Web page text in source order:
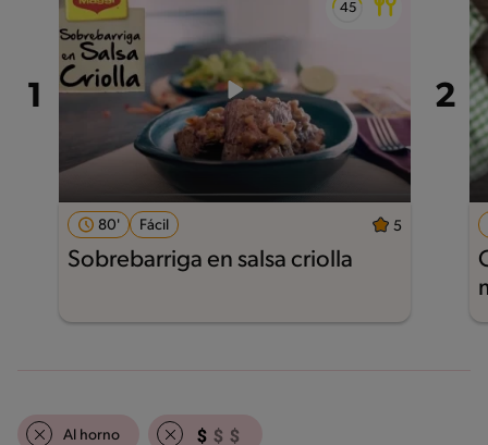
80' Fácil 5
Sobrebarriga en salsa criolla
Al horno